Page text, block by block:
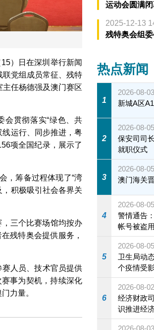
）日在深圳举行新闻
党组成员常征、残特
任杨德强及澳门赛区
会贯彻落实“绿色、共
线运行、同步推进，粤
项全国纪录，展示了
，筹备过程体现了“湾
，积极吸引社会各界关
三个比赛场馆均按办
残特奥会提供服务，
人员、技术官员提供
事为契机，持续深化
力量。
运动会圆满
2025-12-13
残特奥会组
热点新闻
1
2026-08-
新城A区
2
2026-08-
保安司司
就职仪式
3
2026-08-
澳门海关
4
2026-08-
警情通告
帐号被盗用
5
2026-08-
卫生局动
个疫情受
施
6
2026-08-
经济财政
识推进经
2026-08-